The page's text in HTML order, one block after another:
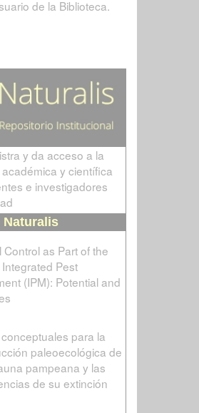
de la Biblioteca.
y da acceso a la
y científica
e investigadores
Naturalis
Control as Part of the
Pest
(IPM): Potential and
para la
paleoecológica de
pampeana y las
de su extinción